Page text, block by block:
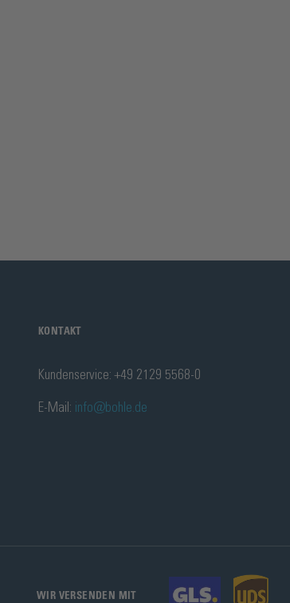
KONTAKT
Kundenservice: +49 2129 5568-0
E-Mail: info@bohle.de
WIR VERSENDEN MIT